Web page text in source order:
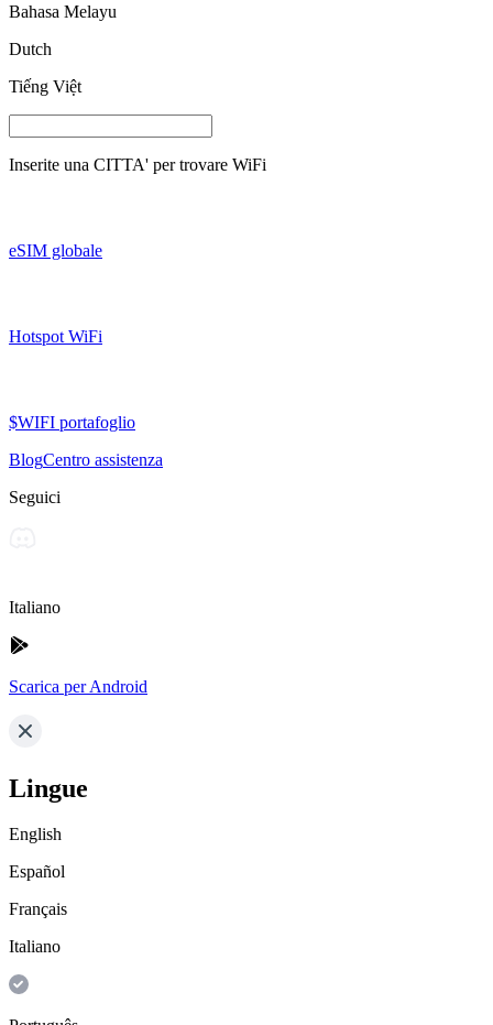
Bahasa Melayu
Dutch
Tiếng Việt
Inserite una CITTA' per trovare WiFi
eSIM globale
Hotspot WiFi
$WIFI portafoglio
BlogCentro assistenza
Seguici
Italiano
Scarica per Android
Lingue
English
Español
Français
Italiano